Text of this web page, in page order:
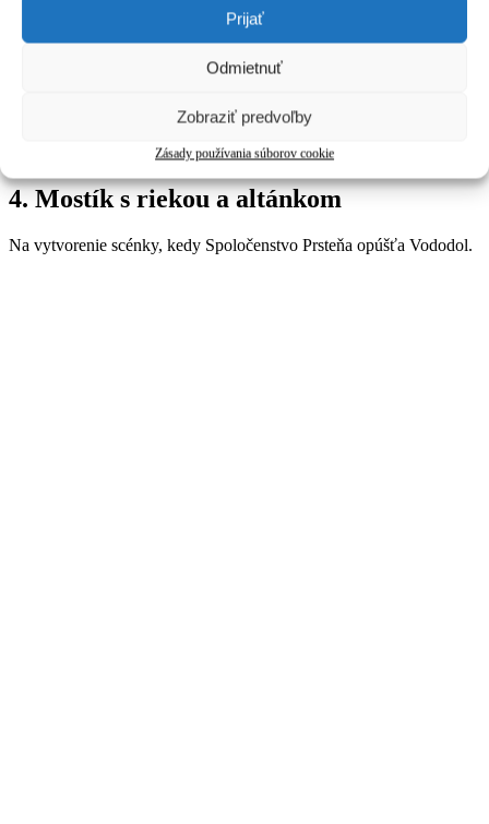
Prijať
Odmietnuť
Zobraziť predvoľby
Zásady používania súborov cookie
LEGO 10316 Pán Prsteňov – Elfská Veža so sochami
4.Mostík s riekou a altánkom
Na vytvorenie scénky, kedy Spoločenstvo Prsteňa opúšťa Vododol.